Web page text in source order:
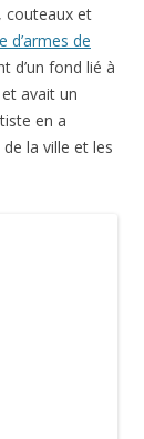
couteaux et
d’armes de
d’un fond lié à
avait un
en a
la ville et les